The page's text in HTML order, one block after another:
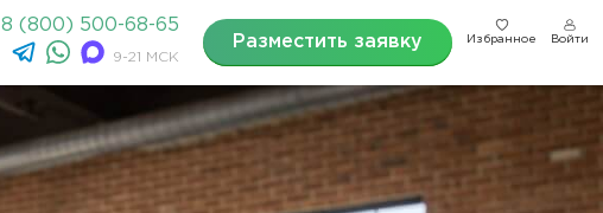
8 (800) 500-68-65
9-21 МСК
Разместить заявку Избранное Войти